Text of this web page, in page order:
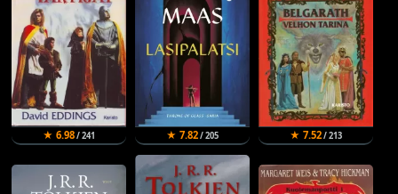
★ 6.98/ 241 ★ 7.82/ 205 ★ 7.52/ 213